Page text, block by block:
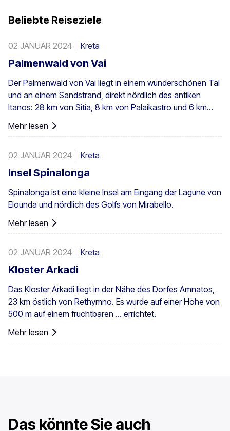
Beliebte Reiseziele
02 JANUAR 2024 Kreta
Palmenwald von Vai
Der Palmenwald von Vai liegt in einem wunderschönen Tal
und an einem Sandstrand, direkt nördlich des antiken
Itanos: 28 km von Sitia, 8 km von Palaikastro und 6 km
Fläche von 200 Stremmata (50 Acres) besteht er aus den
Kolonie nicht nur in Griechenland, sondern in ganz Europa.
Ein ausreichend großer Bestand existiert auch in Preveli,
mit kleineren Gruppen an anderen Orten, z. B. in Agios
Nikitas. Die Palme kommt außerdem vereinzelt auf den
südwestlichen Ägäisinseln, auf Zypern und in der Türkei
vor.
Mehr lesen
02 JANUAR 2024 Kreta
Insel Spinalonga
Spinalonga ist eine kleine Insel am Eingang der Lagune von
Elounda und nördlich des Golfs von Mirabello.
Mehr lesen
02 JANUAR 2024 Kreta
Kloster Arkadi
Das Kloster Arkadi liegt in der Nähe des Dorfes Amnatos,
23 km östlich von Rethymno. Es wurde auf einer Höhe von
500 m auf einem fruchtbaren ... errichtet.
Mehr lesen
Das könnte Sie auch